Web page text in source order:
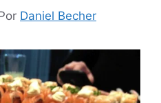
Daniel Becher